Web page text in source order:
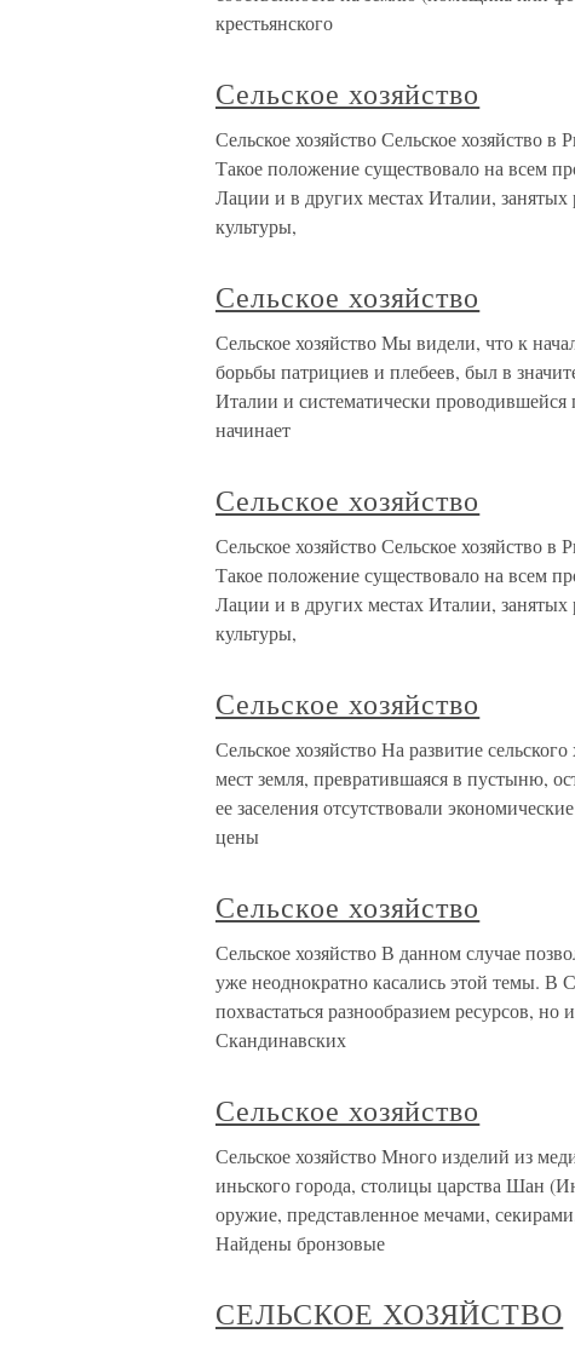
крестьянского
Сельское хозяйство
Сельское хозяйство Сельское хозяйство
Такое положение существовало на всем
Лации и в других местах Италии,
культуры,
Сельское хозяйство
Сельское хозяйство Мы видели, что к
борьбы патрициев и плебеев, был в
Италии и систематически
начинает
Сельское хозяйство
Сельское хозяйство Сельское хозяйство
Такое положение существовало на всем
Лации и в других местах Италии,
культуры,
Сельское хозяйство
Сельское хозяйство На развитие
мест земля, превратившаяся в пустыню,
ее заселения отсутствовали
цены
Сельское хозяйство
Сельское хозяйство В данном случае
уже неоднократно касались этой темы. В
похвастаться разнообразием ресурсов,
Скандинавских
Сельское хозяйство
Сельское хозяйство Много изделий из
иньского города, столицы царства Шан
оружие, представленное мечами,
Найдены бронзовые
СЕЛЬСКОЕ ХОЗЯЙСТВО